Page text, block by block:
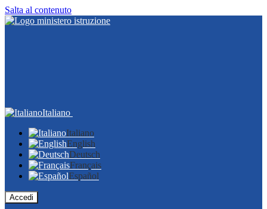
Salta al contenuto
Italiano
Italiano
English
Deutsch
Français
Español
Accedi